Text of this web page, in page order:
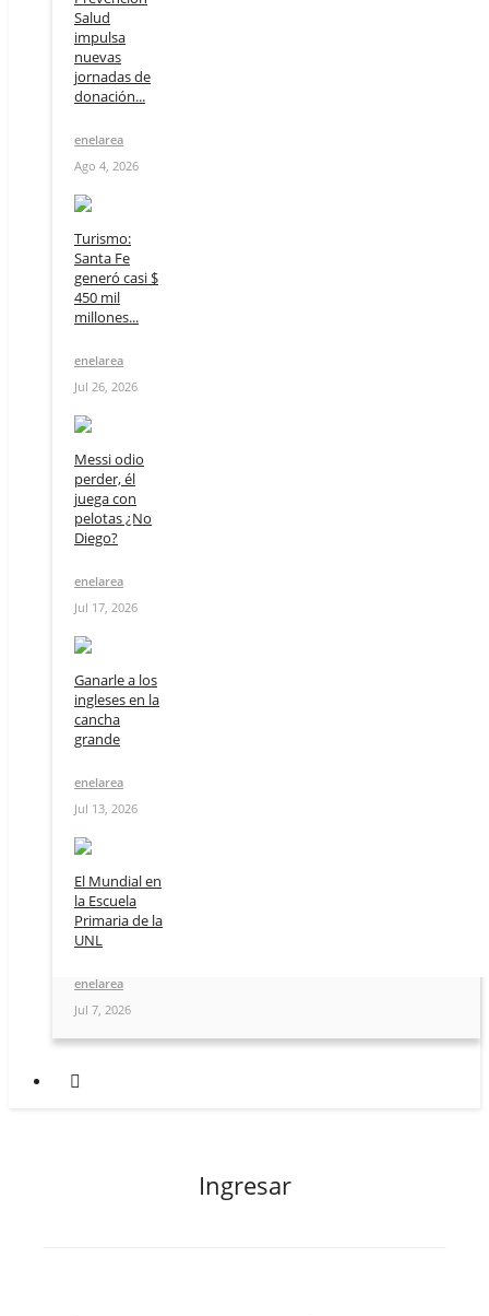
Salud
impulsa
nuevas
jornadas de
donación...
enelarea
Ago 4, 2026
Turismo:
Santa Fe
generó casi $
450 mil
millones...
enelarea
Jul 26, 2026
Messi odio
perder, él
juega con
pelotas ¿No
Diego?
enelarea
Jul 17, 2026
Ganarle a los
ingleses en la
cancha
grande
enelarea
Jul 13, 2026
El Mundial en
la Escuela
Primaria de la
UNL
enelarea
Jul 7, 2026
Ingresar